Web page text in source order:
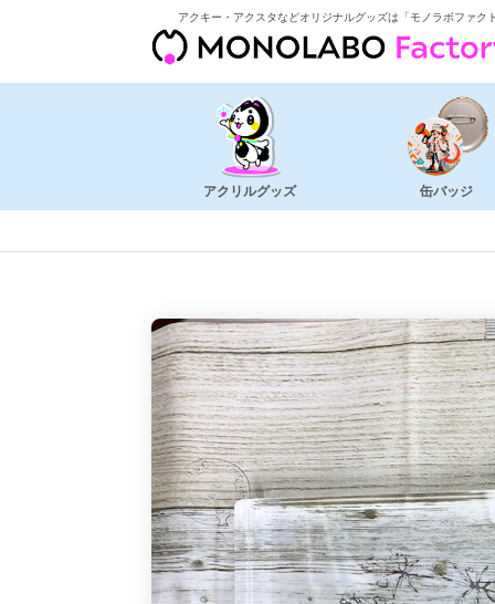
アクキー・アクスタなどオリジナルグッズは「モノラボファク
アクリルグッズ 缶バッジ